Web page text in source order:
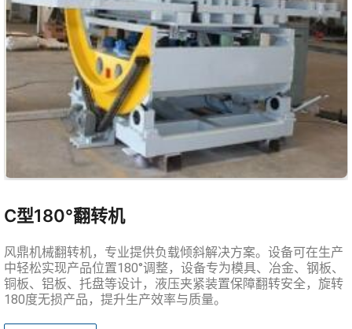
C型180°翻转机
风鼎机械翻转机，专业提供负载倾斜解决方案。设备可在生产
中轻松实现产品位置180°调整，设备专为模具、冶金、钢板、
铜板、铝板、托盘等设计，液压夹紧装置保障翻转安全，旋转
180度无损产品，提升生产效率与质量。